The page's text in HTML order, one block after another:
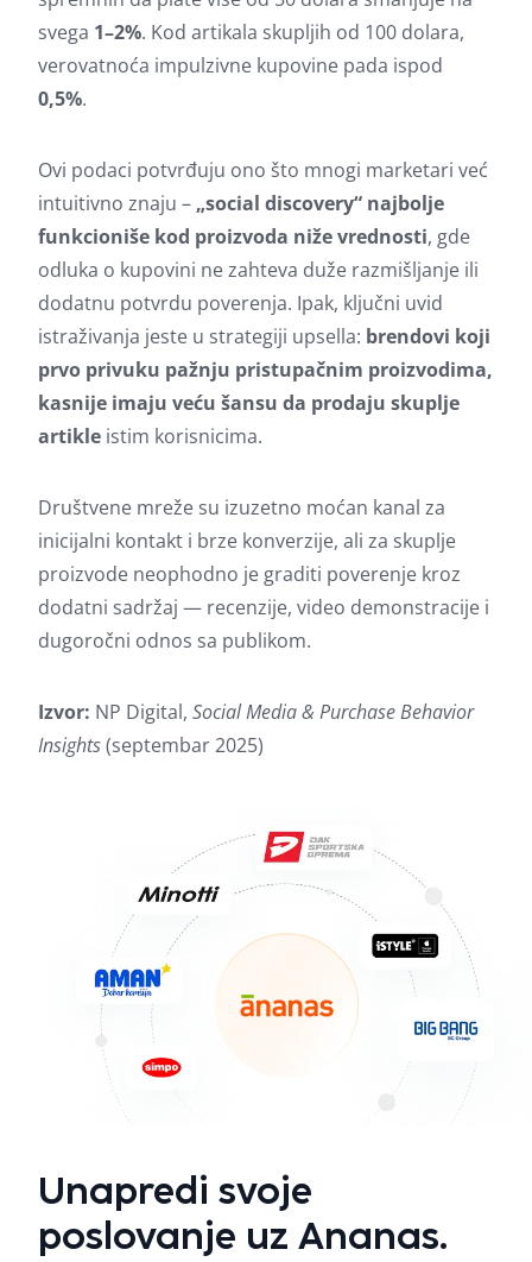
svega 1–2%. Kod artikala skupljih od 100 dolara,
verovatnoća impulzivne kupovine pada ispod
0,5%.
Ovi podaci potvrđuju ono što mnogi marketari već
intuitivno znaju – „social discovery“ najbolje
funkcioniše kod proizvoda niže vrednosti, gde
odluka o kupovini ne zahteva duže razmišljanje ili
dodatnu potvrdu poverenja. Ipak, ključni uvid
istraživanja jeste u strategiji upsella: brendovi koji
prvo privuku pažnju pristupačnim proizvodima,
kasnije imaju veću šansu da prodaju skuplje
artikle istim korisnicima.
Društvene mreže su izuzetno moćan kanal za
inicijalni kontakt i brze konverzije, ali za skuplje
proizvode neophodno je graditi poverenje kroz
dodatni sadržaj — recenzije, video demonstracije i
dugoročni odnos sa publikom.
Izvor: NP Digital, Social Media & Purchase Behavior
Insights(septembar 2025)
Unapredi svoje
poslovanje uz Ananas.